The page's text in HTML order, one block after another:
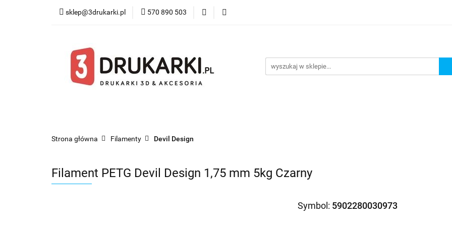
sklep@3drukarki.pl 570 890 503
Blog Bestsellery
Strona główna Filamenty Devil Design
Filament PETG Devil Design 1,75 mm 5kg Czarny
Symbol: 5902280030973